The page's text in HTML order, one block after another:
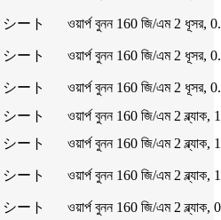
シート ওয়ার্প বুনন 160 জি/এম 2 ধূসর,
シート ওয়ার্প বুনন 160 জি/এম 2 ধূসর,
シート
ওয়ার্প বুনন 160 জি/এম 2 ধূসর,
シート
ওয়ার্প বুনন 160 জি/এম 2
シート
ওয়ার্প বুনন 160 জি/এম 2
シート ওয়ার্প বুনন 160 জি/এম 2
シート ওয়ার্প বুনন 160 জি/এম 2